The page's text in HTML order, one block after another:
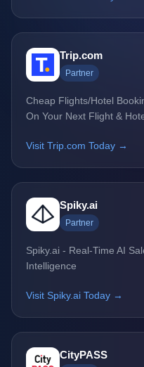
Trip.com
Partner
Cheap Flights/Hotel
On Your Next Flight &
Visit Trip.com Today →
Spiky.ai
Partner
Spiky.ai - Real-Time AI
Intelligence
Visit Spiky.ai Today →
CityPASS